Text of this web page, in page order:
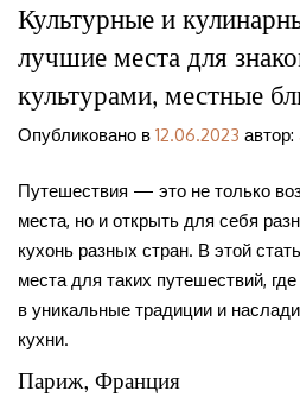
Культурные и
лучшие места для
культурами, местные
Опубликовано в 12.06.2023 автор:
Путешествия — это не только
места, но и открыть для себя
кухонь разных стран. В этой
места для таких путешествий,
в уникальные традиции и
кухни.
Париж, Франция